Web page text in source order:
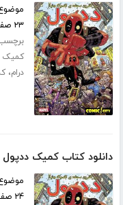
۲۳ صفحه
کمیک
درام،
دانلود کتاب کمیک ددپول 2016 - قسمت هفدهم
۲۴ صفحه